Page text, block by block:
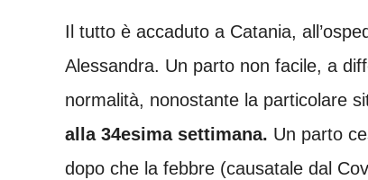
Il tutto è accaduto a Catania,
Alessandra. Un parto non facile, a
normalità, nonostante la particolare
alla 34esima settimana. Un parto
dopo che la febbre (causatale dal